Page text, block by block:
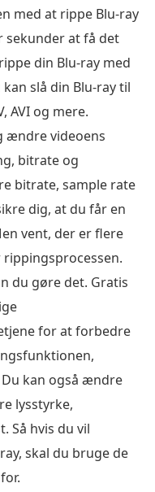
med at rippe Blu-ray
sekunder at få det
din Blu-ray med
slå din Blu-ray til
AVI og mere.
ændre videoens
bitrate og
bitrate, sample rate
dig, at du får en
vent, der er flere
du gøre det. Gratis
for at forbedre
kan også ændre
lysstyrke,
Så hvis du vil
skal du bruge de